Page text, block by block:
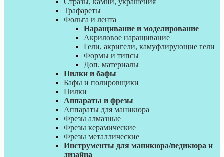
Стразы, камни, украшения
Трафареты
Фольга и лента
Наращивание и моделирование
Акриловое наращивание
Гели, акригели, камуфлирующие гели
Формы и типсы
Доп. материалы
Пилки и бафы
Бафы и полировщики
Пилки
Аппараты и фрезы
Аппараты для маникюра
Фрезы алмазные
Фрезы керамические
Фрезы металлические
Инструменты для маникюра/педикюра и
дизайна